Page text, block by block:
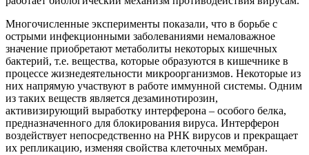
Многочисленные эксперименты показали, что в борьбе с
острыми инфекционными заболеваниями немаловажное
значение приобретают метаболиты некоторых кишечных
бактерий, т.е. вещества, которые образуются в кишечнике в
процессе жизнедеятельности микроорганизмов. Некоторые из
них напрямую участвуют в работе иммунной системы. Одним
из таких веществ является дезаминотирозин,
активизирующий выработку интерферона – особого белка,
предназначенного для блокирования вируса. Интерферон
воздействует непосредственно на РНК вирусов и прекращает
их репликацию, изменяя свойства клеточных мембран.